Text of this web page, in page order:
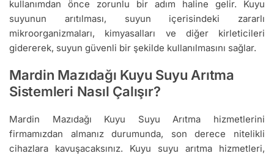
kullanımdan önce zorunlu bir adım haline gelir. Kuyu
suyunun arıtılması, suyun içerisindeki zararlı
mikroorganizmaları, kimyasalları ve diğer kirleticileri
gidererek, suyun güvenli bir şekilde kullanılmasını sağlar.
Mardin Mazıdağı Kuyu Suyu Arıtma
Sistemleri Nasıl Çalışır?
Mardin Mazıdağı Kuyu Suyu Arıtma hizmetlerini
firmamızdan almanız durumunda, son derece nitelikli
cihazlara kavuşacaksınız. Kuyu suyu arıtma hizmetleri,